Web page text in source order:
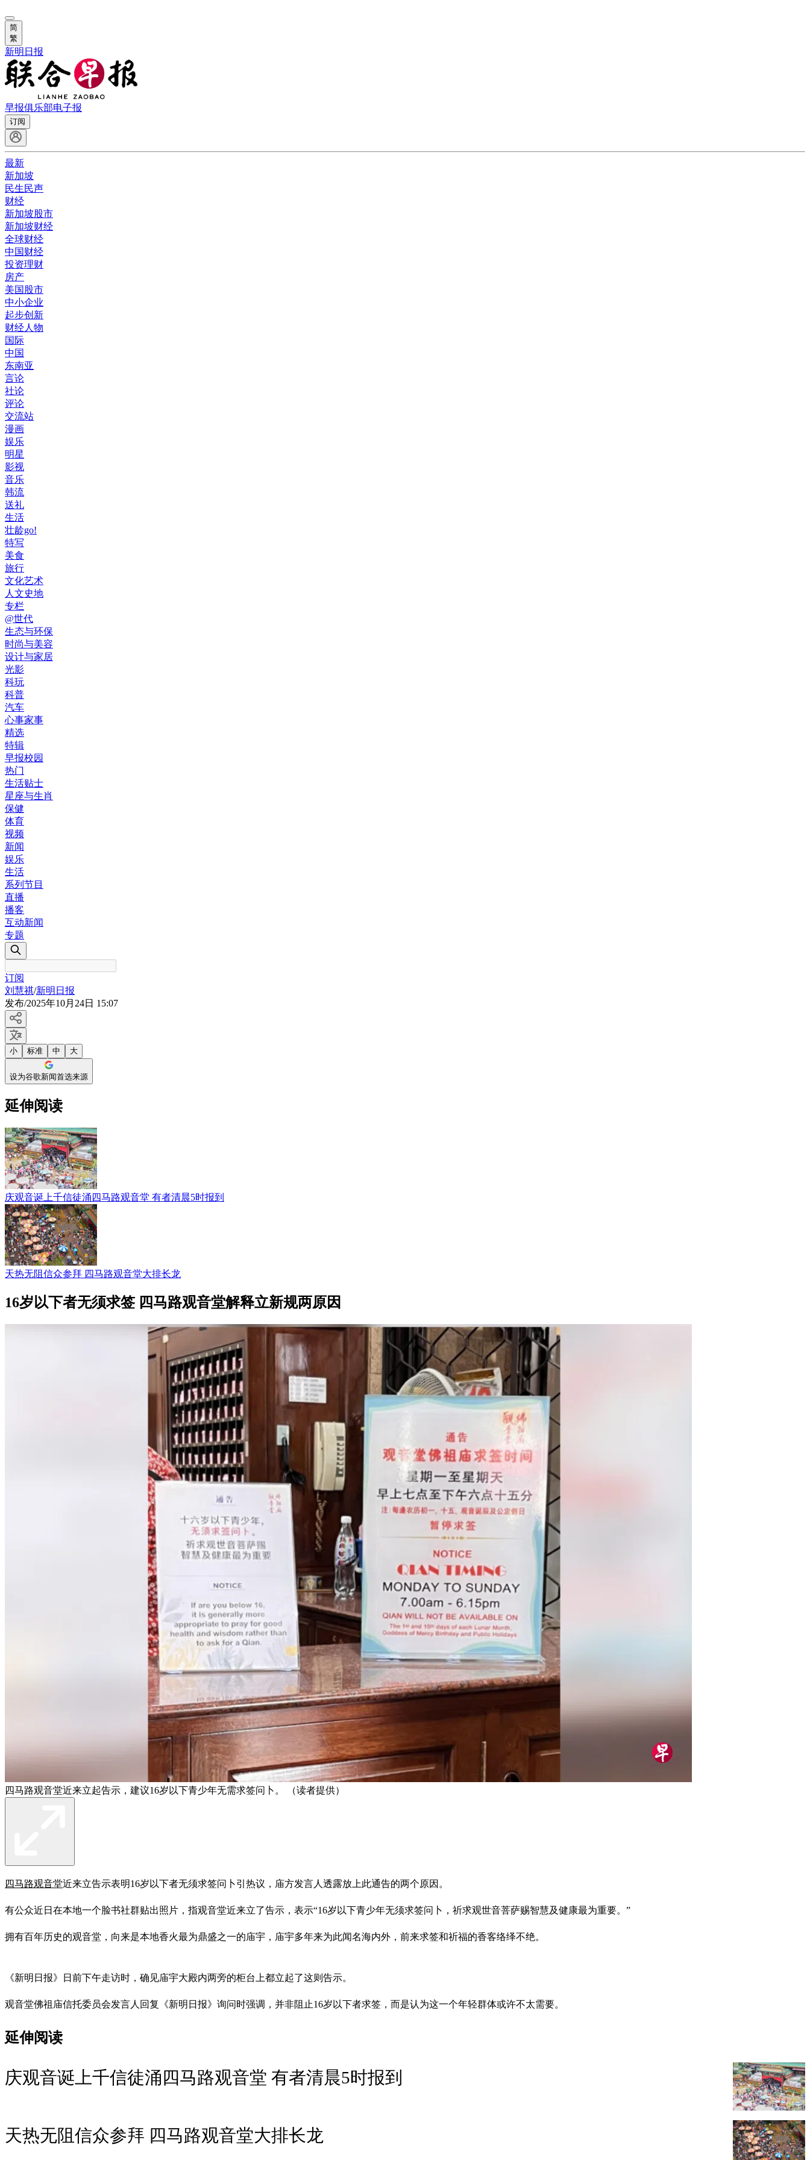
简
繁
新明日报
早报俱乐部电子报
订阅
最新
新加坡
民生民声
财经
新加坡股市
新加坡财经
全球财经
中国财经
投资理财
房产
美国股市
中小企业
起步创新
财经人物
国际
中国
东南亚
言论
社论
评论
交流站
漫画
娱乐
明星
影视
音乐
韩流
送礼
生活
壮龄go!
特写
美食
旅行
文化艺术
人文史地
专栏
@世代
生态与环保
时尚与美容
设计与家居
光影
科玩
科普
汽车
心事家事
精选
特辑
早报校园
热门
生活贴士
星座与生肖
保健
体育
视频
新闻
娱乐
生活
系列节目
直播
播客
互动新闻
专题
订阅
刘慧祺/新明日报
发布/2025年10月24日 15:07
小 标准 中 大
设为谷歌新闻首选来源
延伸阅读
庆观音诞上千信徒涌四马路观音堂 有者清晨5时报到
天热无阻信众参拜 四马路观音堂大排长龙
16岁以下者无须求签 四马路观音堂解释立新规两原因
四马路观音堂近来立起告示，建议16岁以下青少年无需求签问卜。 （读者提供）
四马路观音堂近来立告示表明16岁以下者无须求签问卜引热议，庙方发言人透露放上此通告的两个原因。
有公众近日在本地一个脸书社群贴出照片，指观音堂近来立了告示，表示“16岁以下青少年无须求签问卜，祈求观世音菩萨赐智慧及健康最为重要。”
拥有百年历史的观音堂，向来是本地香火最为鼎盛之一的庙宇，庙宇多年来为此闻名海内外，前来求签和祈福的香客络绎不绝。
《新明日报》日前下午走访时，确见庙宇大殿内两旁的柜台上都立起了这则告示。
观音堂佛祖庙信托委员会发言人回复《新明日报》询问时强调，并非阻止16岁以下者求签，而是认为这一个年轻群体或许不太需要。
延伸阅读
庆观音诞上千信徒涌四马路观音堂 有者清晨5时报到
天热无阻信众参拜 四马路观音堂大排长龙